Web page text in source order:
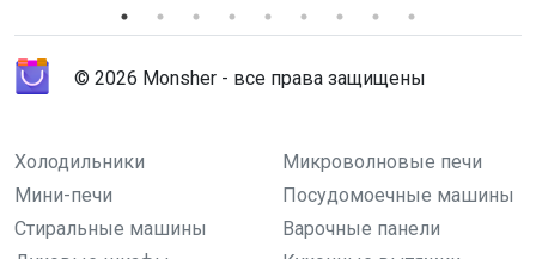
© 2026 Monsher - все права защищены
Холодильники
Микроволновые печи
Мини-печи
Посудомоечные машины
Стиральные машины
Варочные панели